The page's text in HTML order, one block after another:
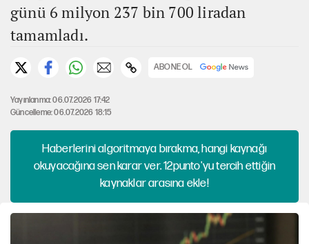
günü 6 milyon 237 bin 700 liradan
tamamladı.
ABONE OL
Yayınlanma: 06.07.2026 17:42
Güncelleme: 06.07.2026 18:15
Haberlerini algoritmaya bırakma, hangi kaynağı
okuyacağına sen karar ver. 12punto'yu tercih ettiğin
kaynaklar arasına ekle!